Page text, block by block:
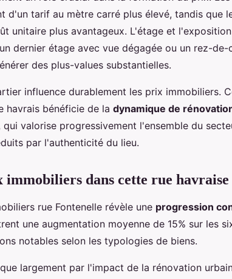
d'un tarif au mètre carré plus élevé, tandis que
unitaire plus avantageux. L'étage et
dernier étage avec vue dégagée ou un rez-de-
des plus-values substantielles.
influence durablement les prix immobiliers.
havrais bénéficie de la dynamique de
qui valorise progressivement l'ensemble du
par l'authenticité du lieu.
dans cette rue havraise
rue Fontenelle révèle une progression
une augmentation moyenne de 15% sur les
notables selon les typologies de biens.
largement par l'impact de la rénovation